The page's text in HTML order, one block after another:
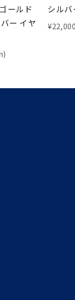
ールド
ー イヤ
シル